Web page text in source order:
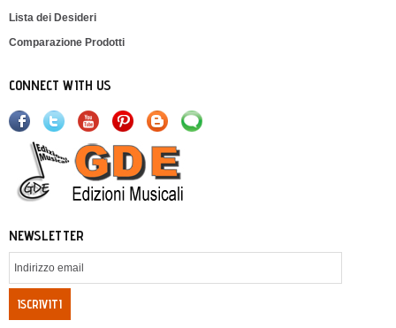
Lista dei Desideri
Comparazione Prodotti
CONNECT WITH US
NEWSLETTER
ISCRIVITI